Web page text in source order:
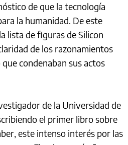
de que la tecnología
la humanidad. De este
lista de figuras de Silicon
de los razonamientos
condenaban sus actos
de la Universidad de
el primer libro sobre
este intenso interés por las